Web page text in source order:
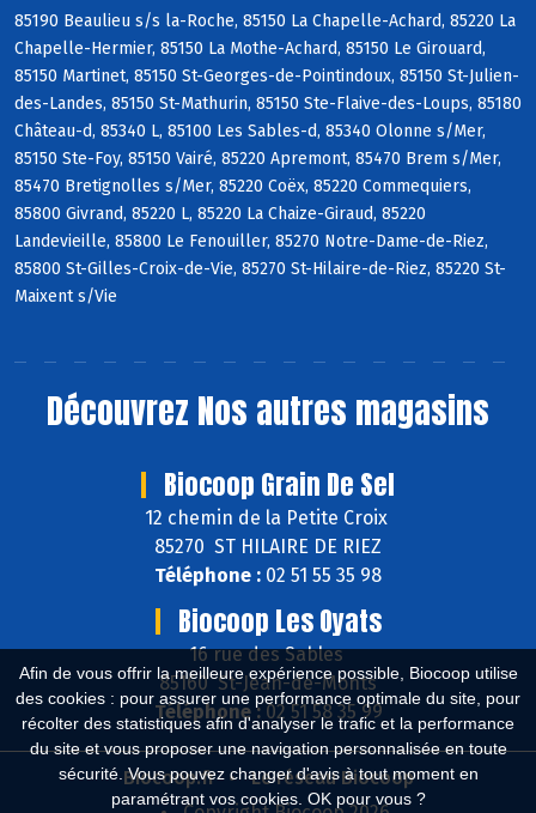
Afin de vous offrir la meilleure expérience possible, Biocoop utilise
des cookies : pour assurer une performance optimale du site, pour
récolter des statistiques afin d'analyser le trafic et la performance
du site et vous proposer une navigation personnalisée en toute
sécurité. Vous pouvez changer d'avis à tout moment en
paramétrant vos cookies. OK pour vous ?
85190 Beaulieu s/s la-Roche, 85150 La Chapelle-Achard, 85220 La
Chapelle-Hermier, 85150 La Mothe-Achard, 85150 Le Girouard,
85150 Martinet, 85150 St-Georges-de-Pointindoux, 85150 St-Julien-
des-Landes, 85150 St-Mathurin, 85150 Ste-Flaive-des-Loups, 85180
Château-d, 85340 L, 85100 Les Sables-d, 85340 Olonne s/Mer,
85150 Ste-Foy, 85150 Vairé, 85220 Apremont, 85470 Brem s/Mer,
85470 Bretignolles s/Mer, 85220 Coëx, 85220 Commequiers,
85800 Givrand, 85220 L, 85220 La Chaize-Giraud, 85220
Landevieille, 85800 Le Fenouiller, 85270 Notre-Dame-de-Riez,
85800 St-Gilles-Croix-de-Vie, 85270 St-Hilaire-de-Riez, 85220 St-
Maixent s/Vie
Découvrez Nos autres magasins
Biocoop Grain De Sel
12 chemin de la Petite Croix
85270 ST HILAIRE DE RIEZ
Téléphone : 02 51 55 35 98
Biocoop Les Oyats
16 rue des Sables
85160 St-Jean-de-Monts
Téléphone :02 51 58 35 99
Biocoop.fr
Le réseau Biocoop